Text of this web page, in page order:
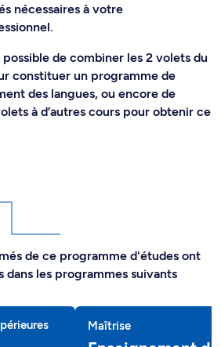
nécessaires à votre
de combiner les 2 volets du
constituer un programme de
des langues, ou encore de
à d’autres cours pour obtenir ce
de ce programme d'études ont
dans les programmes suivants
Maîtrise